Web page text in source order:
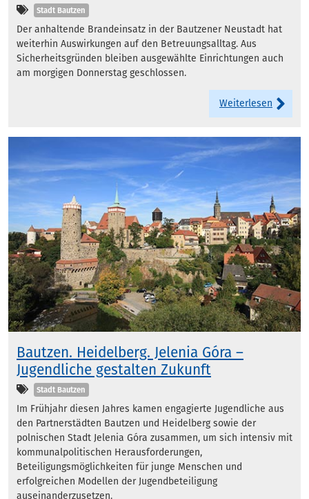
Kategorien
Stadt Bautzen
Der anhaltende Brandeinsatz in der Bautzener Neustadt hat
weiterhin Auswirkungen auf den Betreuungsalltag. Aus
Sicherheitsgründen bleiben ausgewählte Einrichtungen auch
am morgigen Donnerstag geschlossen.
Weiterlesen
Bautzen. Heidelberg. Jelenia Góra –
Jugendliche gestalten Zukunft
Kategorien
Stadt Bautzen
Im Frühjahr diesen Jahres kamen engagierte Jugendliche aus
den Partnerstädten Bautzen und Heidelberg sowie der
polnischen Stadt Jelenia Góra zusammen, um sich intensiv mit
kommunalpolitischen Herausforderungen,
Beteiligungsmöglichkeiten für junge Menschen und
erfolgreichen Modellen der Jugendbeteiligung
auseinanderzusetzen.